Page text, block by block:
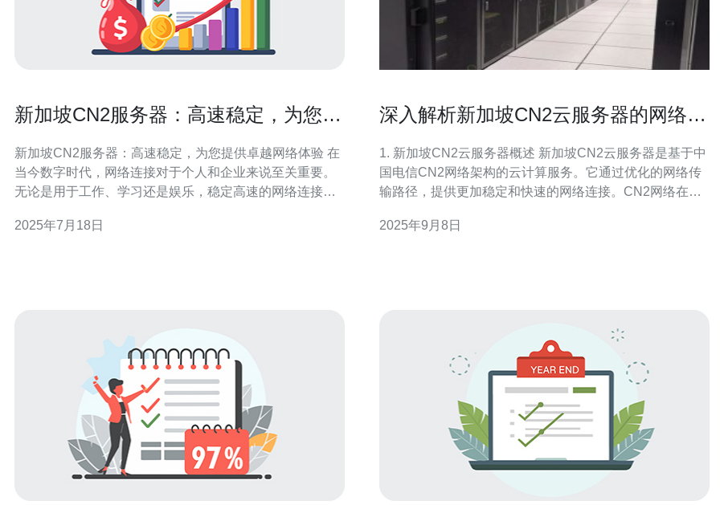
新加坡CN2服务器：高速稳定，为您提
新加坡CN2服务器：高速稳定，为您提供卓越网络体验 在
当今数字时代，网络连接对于个人和企业来说至关重要。
无论是用于工作、学习还是娱乐，稳定高速的网络连接是
特点，为用户提供卓越的网络体验。 新加坡CN2服务器采
2025年7月18日
深入解析新加坡CN2云服务器的网络优
1. 新加坡CN2云服务器概述 新加坡CN2云服务器是基于中
国电信CN2网络架构的云计算服务。它通过优化的网络传
输路径，提供更加稳定和快速的网络连接。CN2网络在全
合需要跨国业务的企业。 近年来，越来越多的企业选择在
2025年9月8日